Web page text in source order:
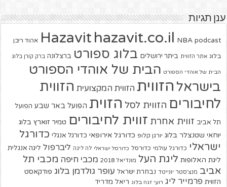
ענן תגיות
Hazavit hazavit.co.il NBA podcast אהוד ריבן
בלוג אתר הזווית ביתר ירושלים בלוג ספורט ברצלונה ברק קורן בלוג
הבית של אוהדי הספורט הבית של אוהדי הספורט
בישראל הזווית הזווית המקצועית הזווית
לחיבורים הזווית לסל הזוית הפועל באר שבע הפועל
תל אביב זווית אחרת זווית לחיבורים טמיר זוארץ בלוג
יוחאי שטנצלר בלוג יורגן קלופ כדורגל אירופאי כדורגל אנגלי כדורגל
ישראלי כדורגל עולמי כדורסל כדורסל ישראלי לה ליגה ליברפול ליגה אנגלית
ליגת האלופות ליגת העל מונדיאל 2018 מכבי חיפה מכבי תל
אביב מנצ'סטר יונייטד נבחרת ישראל עופר גולדמן בלוג פודקאסט
הזווית פרמייר ליג רועי זגה בלוג ריאל מדריד